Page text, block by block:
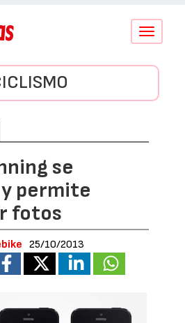
Conmutar
se
permite
fotos
25/10/2013